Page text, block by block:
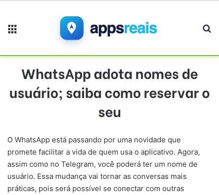
WhatsApp adota nomes de
usuário; saiba como reservar o
seu
O WhatsApp está passando por uma novidade que
promete facilitar a vida de quem usa o aplicativo. Agora,
assim como no Telegram, você poderá ter um nome de
usuário. Essa mudança vai tornar as conversas mais
práticas, pois será possível se conectar com outras